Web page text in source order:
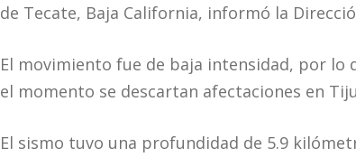
de Tecate, Baja California, informó la
El movimiento fue de baja intensidad, por
el momento se descartan afectaciones en
El sismo tuvo una profundidad de 5.9